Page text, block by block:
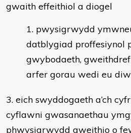
gwaith effeithiol a diogel
pwysigrwydd
datblygiad proffesiynol
gwybodaeth,
arfer gorau wedi eu
3. eich swyddogaeth a’ch
cyflawni gwasanaethau
phwysigrwydd gweithio o